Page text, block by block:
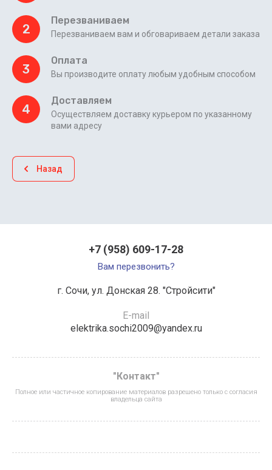
2
Перезваниваем
Перезваниваем вам и обговариваем детали заказа
3
Оплата
Вы производите оплату любым удобным способом
4
Доставляем
Осуществляем доставку курьером по указанному
вами адресу
Назад
+7 (958) 609-17-28
Вам перезвонить?
г. Сочи, ул. Донская 28. "Стройсити"
E-mail
elektrika.sochi2009@yandex.ru
"Контакт"
Полное или частичное копирование материалов разрешено только с согласия
владельца сайта